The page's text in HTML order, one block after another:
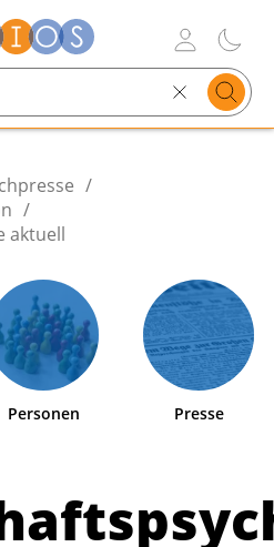
text
/
/
aktuell
Personen Presse